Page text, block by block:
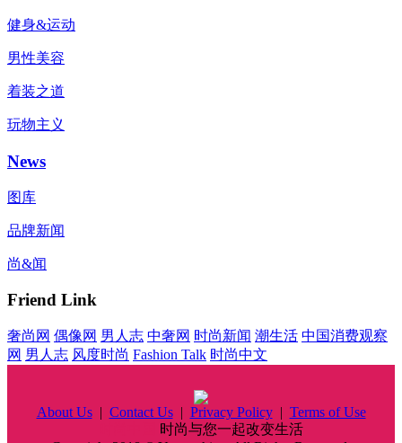
健身&运动
男性美容
着装之道
玩物主义
News
图库
品牌新闻
尚&闻
Friend Link
奢尚网 偶像网 男人志 中奢网 时尚新闻 潮生活 中国消费观察
网 男人志 风度时尚 Fashion Talk 时尚中文
About Us| Contact Us| Privacy Policy| Terms of Use
时尚与您一起改变生活